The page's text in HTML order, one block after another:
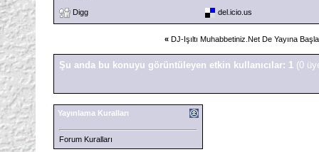
Digg
del.icio.us
« DJ-Işıltı Muhabbetiniz.Net De Yayına
Şu anda bu konuyu görüntüleyen etkin kullanıcılar: 1 (0
Yayınlama Kuralları
Forum Kuralları